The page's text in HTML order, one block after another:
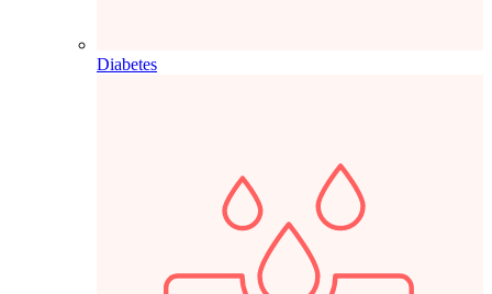
Diabetes